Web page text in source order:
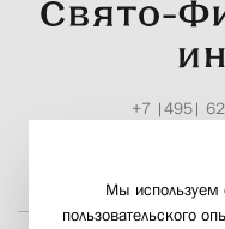
+7 |495|
Мы используем
пользовательского